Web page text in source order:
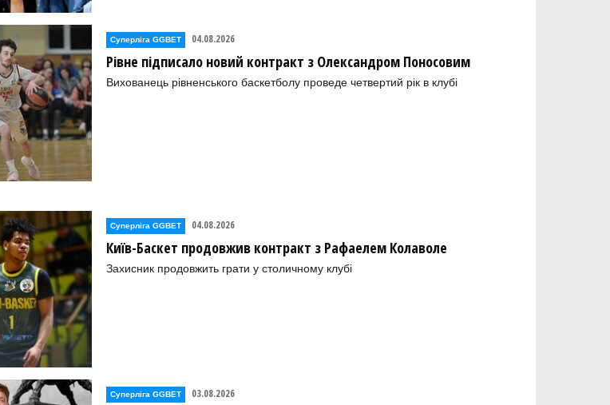
Суперліга GGBET 04.08.2026
Рівне підписало новий контракт з Олександром Поносовим
Вихованець рівненського баскетболу проведе четвертий рік в клубі
Суперліга GGBET 04.08.2026
Київ-Баскет продовжив контракт з Рафаелем Колаволе
Захисник продовжить грати у столичному клубі
Суперліга GGBET 03.08.2026